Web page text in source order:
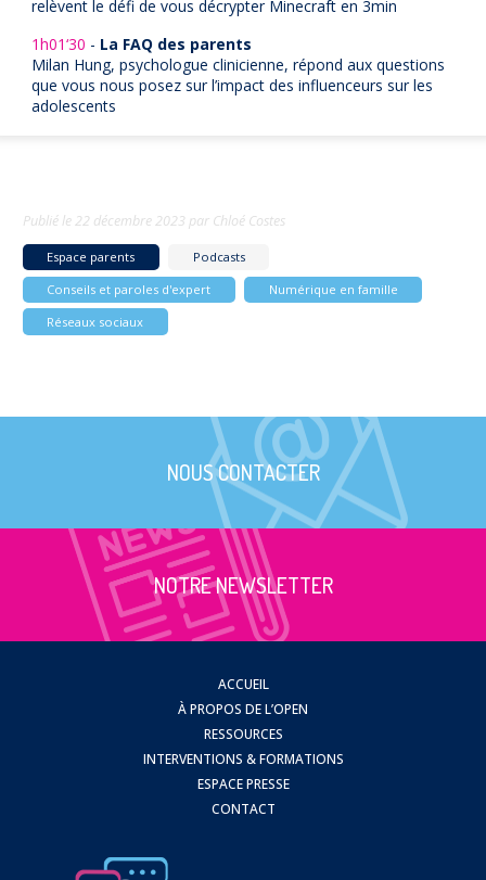
relèvent le défi de vous décrypter Minecraft en 3min
1h01‘30 - La FAQ des parents
Milan Hung, psychologue clinicienne, répond aux questions
que vous nous posez sur l’impact des influenceurs sur les
adolescents
Publié le22 décembre 2023 par Chloé Costes
Espace parents
Podcasts
Conseils et paroles d'expert
Numérique en famille
Réseaux sociaux
NOUS CONTACTER
NOTRE NEWSLETTER
ACCUEIL
À PROPOS DE L’OPEN
RESSOURCES
INTERVENTIONS & FORMATIONS
ESPACE PRESSE
CONTACT